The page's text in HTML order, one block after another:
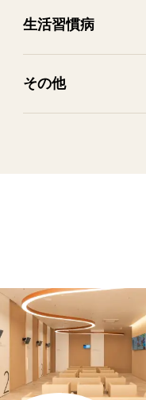
生活習慣病
その​他